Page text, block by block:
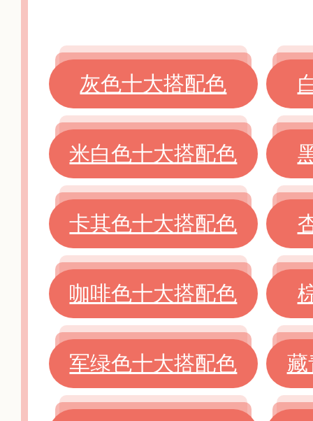
灰色十大搭配色
米白色十大搭配色
卡其色十大搭配色
咖啡色十大搭配色
军绿色十大搭配色 藏